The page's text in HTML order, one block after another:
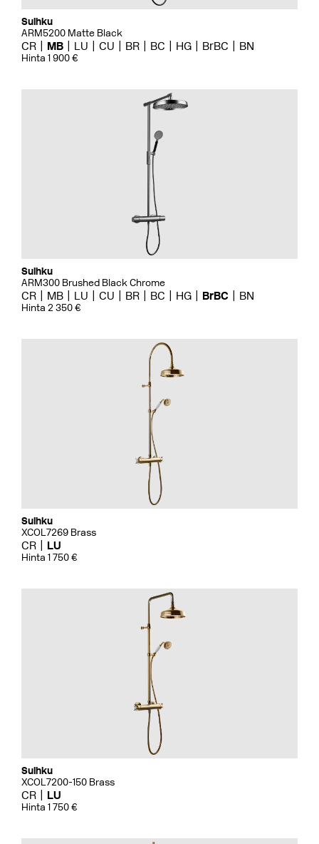
Suihku
ARM5200 Matte Black
CR MB LU CU BR BC HG BrBC BN
Hinta 1 900 €
Suihku
ARM300 Brushed Black Chrome
CR MB LU CU BR BC HG BrBC BN
Hinta 2 350 €
Suihku
XCOL7269 Brass
CR LU
Hinta 1 750 €
Suihku
XCOL7200-150 Brass
CR LU
Hinta 1 750 €